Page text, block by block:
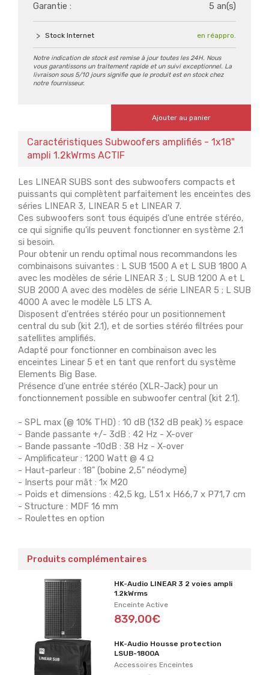
Garantie : 5 an(s)
Stock Internet en réappro.
Notre indication de stock est remise à jour toutes les 24H. Nous
vous garantissons un traitement rapide et un suivi exceptionnel. La
livraison sous 5/10 jours signifie que le produit est en stock chez
notre fournisseur.
Ajouter au panier
Caractéristiques Subwoofers amplifiés - 1x18"
ampli 1.2kWrms ACTIF
Les LINEAR SUBS sont des subwoofers compacts et
puissants qui complètent parfaitement les enceintes des
séries LINEAR 3, LINEAR 5 et LINEAR 7.
Ces subwoofers sont tous équipés d'une entrée stéréo,
ce qui signifie qu'ils peuvent fonctionner en système 2.1
si besoin.
Pour obtenir un rendu optimal nous recommandons les
combinaisons suivantes : L SUB 1500 A et L SUB 1800 A
avec les modèles de série LINEAR 3 ; L SUB 1200 A et L
SUB 2000 A avec des modèles de série LINEAR 5 ; L SUB
4000 A avec le modèle L5 LTS A.
Disposent d'entrées stéréo pour un positionnement
central du sub (kit 2.1), et de sorties stéréo filtrées pour
satellites amplifiés.
Adapté pour fonctionner en combinaison avec les
enceintes Linear 5 et en tant que renfort du système
Elements Big Base.
Présence d'une entrée stéréo (XLR-Jack) pour un
fonctionnement possible en subwoofer central (kit 2.1).
- SPL max (@ 10% THD) : 10 dB (132 dB peak) ½ espace
- Bande passante +/- 3dB : 42 Hz - X-over
- Bande passante -10dB : 38 Hz - X-over
- Amplificateur : 1200 Watt @ 4 Ω
- Haut-parleur : 18" (bobine 2,5" néodyme)
- Inserts pour mât : 1x M20
- Poids et dimensions : 42,5 kg, L51 x H66,7 x P71,7 cm
- Structure : MDF 16 mm
- Roulettes en option
Produits complémentaires
HK-Audio LINEAR 3 2 voies ampli
1.2kWrms
Enceinte Active
839,00€
HK-Audio Housse protection
LSUB-1800A
Accessoires Enceintes